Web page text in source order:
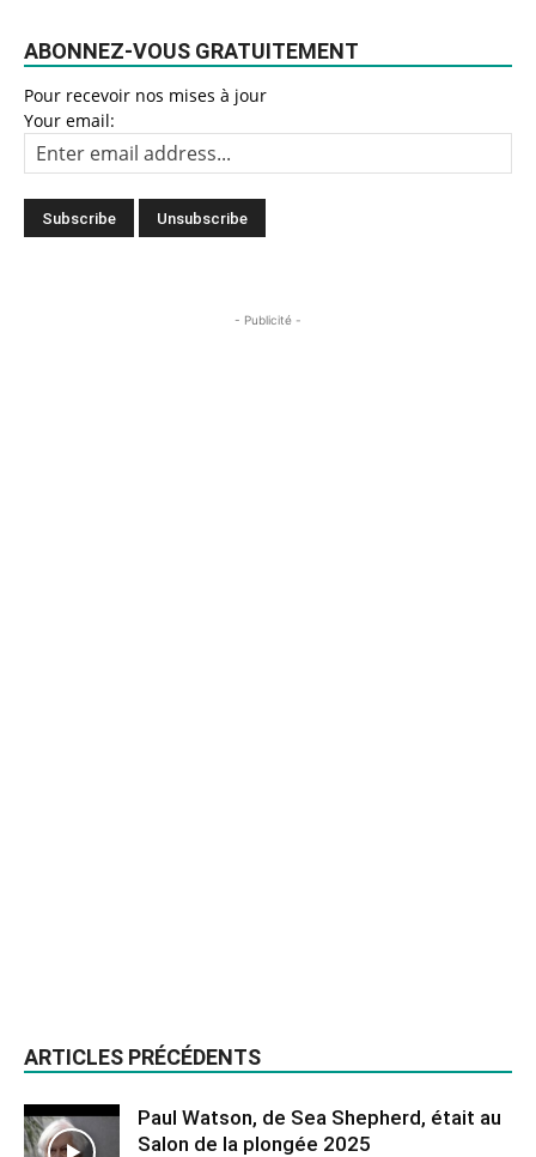
ABONNEZ-VOUS GRATUITEMENT
Pour recevoir nos mises à jour
Your email:
- Publicité -
ARTICLES PRÉCÉDENTS
Paul Watson, de Sea Shepherd, était au
Salon de la plongée 2025